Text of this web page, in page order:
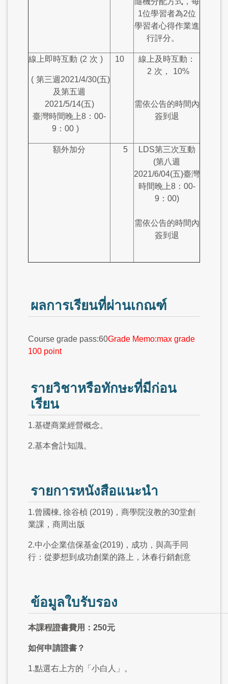
1位學習者為2位
學習者心得作業進
行評分。
線上即時互動 (2 次 )
( 第三週2021/4/30(五)
及第五週
2021/5/14(五)
臺灣時間晚上8：00-
9：00 )
10
線上及時互動：
2 次， 10%
需依公告的時間內
簽到退
額外加分 5
LDS第三次互動
(第八週
2021/6/04(五)臺灣
時間晚上8：00-
9：00)
需依公告的時間內
簽到退
ผลการเรียนที่ผ่านเกณฑ์
Course grade pass:60Grade Memo:max grade
100 point
รายวิชาหรือทักษะที่มีก่อน
เรียน
1.基礎商業經營概念。
2.基本會計知識。
รายการหนังสือแนะนำ
1.曾國棟, 徐谷楨 (2019)，商學院沒教的30堂創
業課，商周出版
2.中小企業信保基金(2019)，成功，與高手同
行：從夢想到成功創業的路上，沐春行銷創意
ข้อมูลใบรับรอง
本課程證書費用：250元
如何申請證書？
1.點選右上方的「小白人」。